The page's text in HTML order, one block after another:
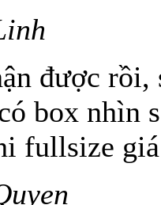
được
box nhìn
fullsize